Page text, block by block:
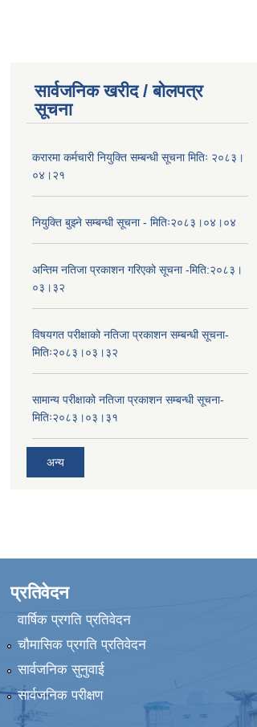
सार्वजनिक खरीद / बोलपत्र
सूचना
करारमा कर्मचारी नियुक्ति सम्बन्धी सूचना मितिः २०८३।
०४।२१
नियुक्ति बुझ्ने सम्बन्धी सूचना - मितिः२०८३।०४।०४
अन्तिम नतिजा प्रकाशन गरिएको सूचना -मिति:२०८३।
०३।३२
विषयगत परीक्षाको नतिजा प्रकाशन सम्बन्धी सूचना-
मितिः२०८३।०३।३२
सामान्य परीक्षाको नतिजा प्रकाशन सम्बन्धी सूचना-
मितिः२०८३।०३।३१
अन्य
प्रतिवेदन
वार्षिक प्रगति प्रतिवेदन
चौमासिक प्रगति प्रतिवेदन
सार्वजनिक सुनुवाई
सार्वजनिक परीक्षण